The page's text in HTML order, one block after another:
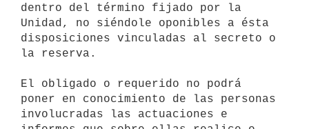
dentro del término fijado por la
Unidad, no siéndole oponibles a ésta
disposiciones vinculadas al secreto o
la reserva.
El obligado o requerido no podrá
poner en conocimiento de las personas
involucradas las actuaciones e